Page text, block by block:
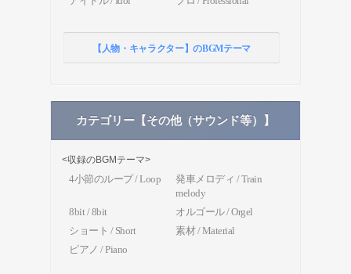
【人物・キャラクター】のBGMテーマ
カテゴリー【その他（サウンド等）】
<収録のBGMテーマ>
4小節のループ / Loop
発車メロディ / Train
melody
8bit / 8bit
オルゴール / Orgel
ショート / Short
素材 / Material
ピアノ / Piano